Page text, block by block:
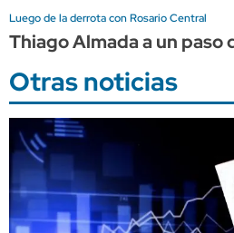
Luego de la derrota con Rosario Central
Thiago Almada a un paso
Otras noticias